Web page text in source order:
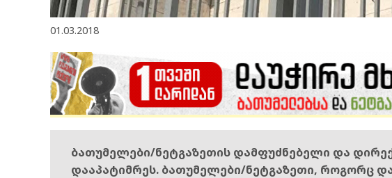
01.03.2018
ბათუმელები/ნეტგაზეთის დამფუძნებელი და
დააპატიმრეს. ბათუმელები/ნეტგაზეთი, როგორც